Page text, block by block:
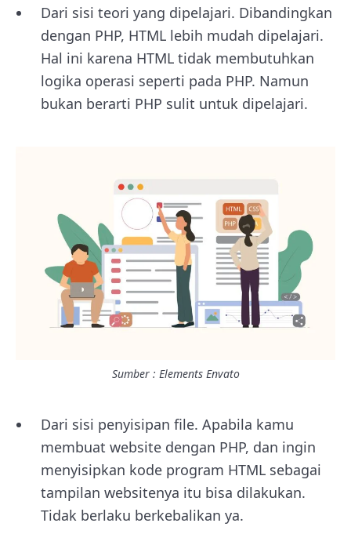
Dari sisi teori yang dipelajari. Dibandingkan
dengan PHP, HTML lebih mudah dipelajari.
Hal ini karena HTML tidak membutuhkan
logika operasi seperti pada PHP. Namun
bukan berarti PHP sulit untuk dipelajari.
Sumber : Elements Envato
Dari sisi penyisipan file. Apabila kamu
membuat website dengan PHP, dan ingin
menyisipkan kode program HTML sebagai
tampilan websitenya itu bisa dilakukan.
Tidak berlaku berkebalikan ya.